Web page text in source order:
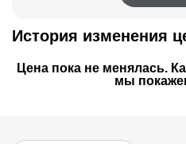
История изменения
Цена пока не менялась.
мы